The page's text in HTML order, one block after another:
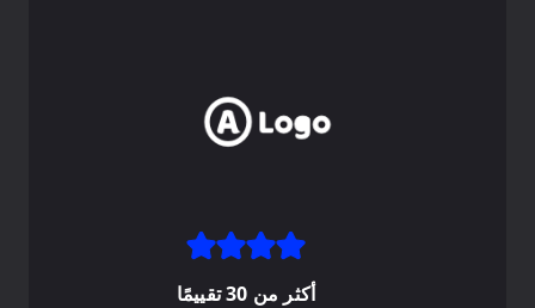
أكثر من 30 تقييمًا